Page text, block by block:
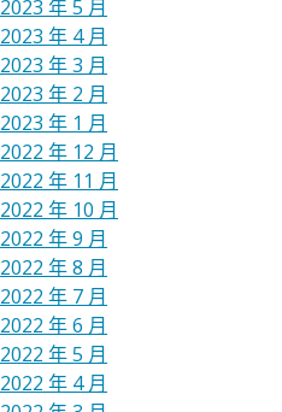
2023 年 5 月
2023 年 4 月
2023 年 3 月
2023 年 2 月
2023 年 1 月
2022 年 12 月
2022 年 11 月
2022 年 10 月
2022 年 9 月
2022 年 8 月
2022 年 7 月
2022 年 6 月
2022 年 5 月
2022 年 4 月